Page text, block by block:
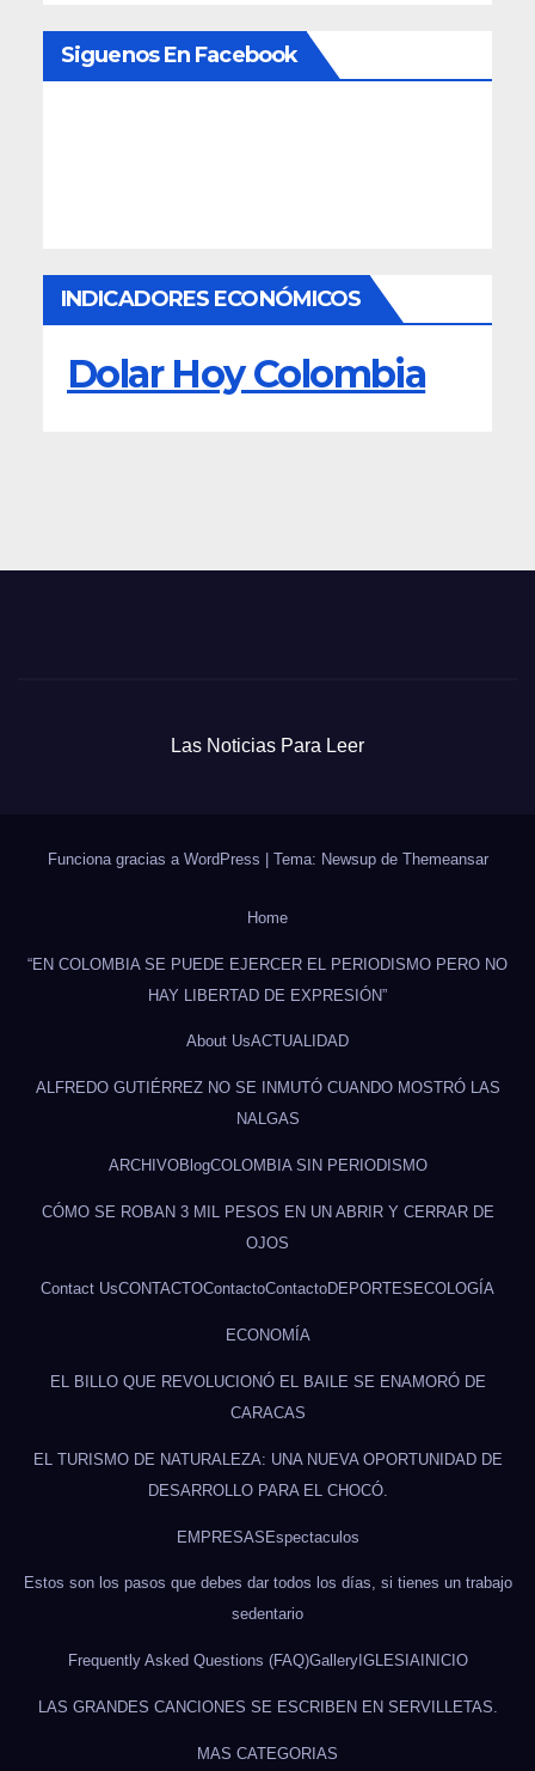
Siguenos En Facebook
INDICADORES ECONÓMICOS
Dolar Hoy Colombia
Las Noticias Para Leer
Funciona gracias a WordPress Tema: Newsup de Themeansar
Home
“EN COLOMBIA SE PUEDE EJERCER EL PERIODISMO PERO NO
HAY LIBERTAD DE EXPRESIÓN”
About UsACTUALIDAD
ALFREDO GUTIÉRREZ NO SE INMUTÓ CUANDO MOSTRÓ LAS
NALGAS
ARCHIVOBlogCOLOMBIA SIN PERIODISMO
CÓMO SE ROBAN 3 MIL PESOS EN UN ABRIR Y CERRAR DE
OJOS
Contact UsCONTACTOContactoContactoDEPORTES ECOLOGÍA
ECONOMÍA
EL BILLO QUE REVOLUCIONÓ EL BAILE SE ENAMORÓ DE
CARACAS
EL TURISMO DE NATURALEZA: UNA NUEVA OPORTUNIDAD DE
DESARROLLO PARA EL CHOCÓ.
EMPRESASEspectaculos
Estos son los pasos que debes dar todos los días, si tienes un trabajo
sedentario
Frequently Asked Questions (FAQ)GalleryIGLESIAINICIO
LAS GRANDES CANCIONES SE ESCRIBEN EN SERVILLETAS.
MAS CATEGORIAS